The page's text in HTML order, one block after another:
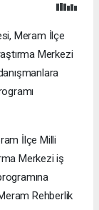
Meram İlçe
Merkezi
İlçe Milli
Merkezi iş
Rehberlik